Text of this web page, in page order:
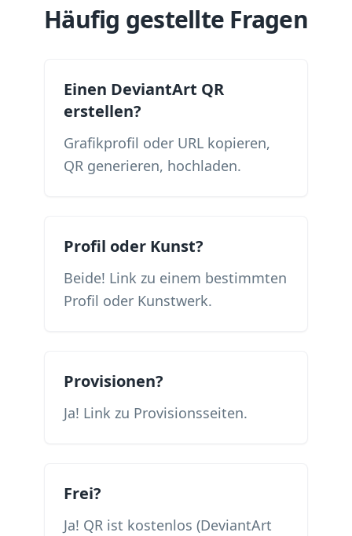
Häufig gestellte Fragen
Einen DeviantArt QR
erstellen?
Grafikprofil oder URL kopieren,
QR generieren, hochladen.
Profil oder Kunst?
Beide! Link zu einem bestimmten
Profil oder Kunstwerk.
Provisionen?
Ja! Link zu Provisionsseiten.
Frei?
Ja! QR ist kostenlos (DeviantArt